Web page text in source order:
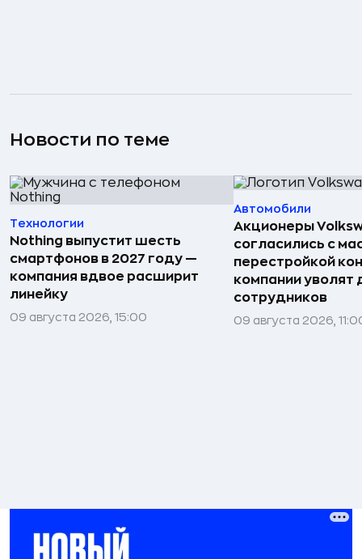
Новости по теме
Технологии
Nothing выпустит шесть
смартфонов в 2027 году —
компания вдвое расширит
линейку
09 августа 2026, 15:00
Автомобили
Акционеры
согласились с
перестройкой
компании уволят
сотрудников
09 августа 2026,